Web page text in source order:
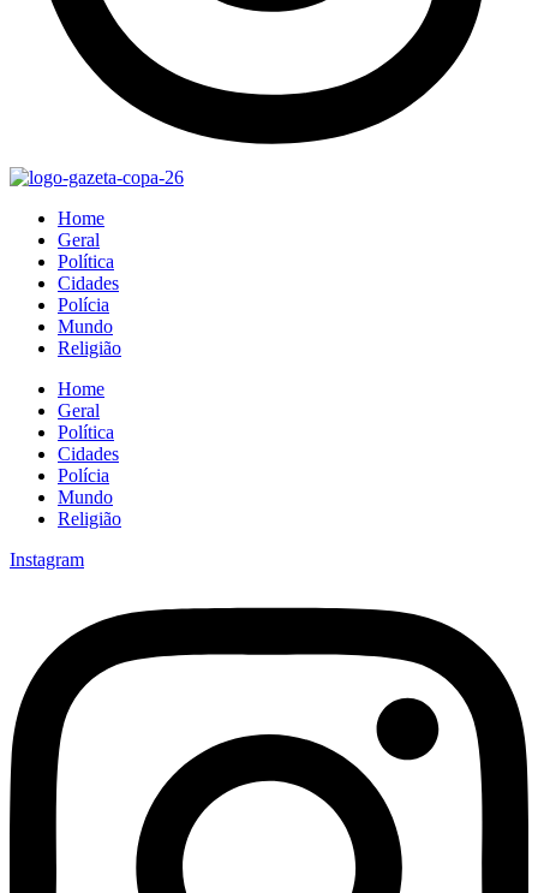
Home
Geral
Política
Cidades
Polícia
Mundo
Religião
Home
Geral
Política
Cidades
Polícia
Mundo
Religião
Instagram